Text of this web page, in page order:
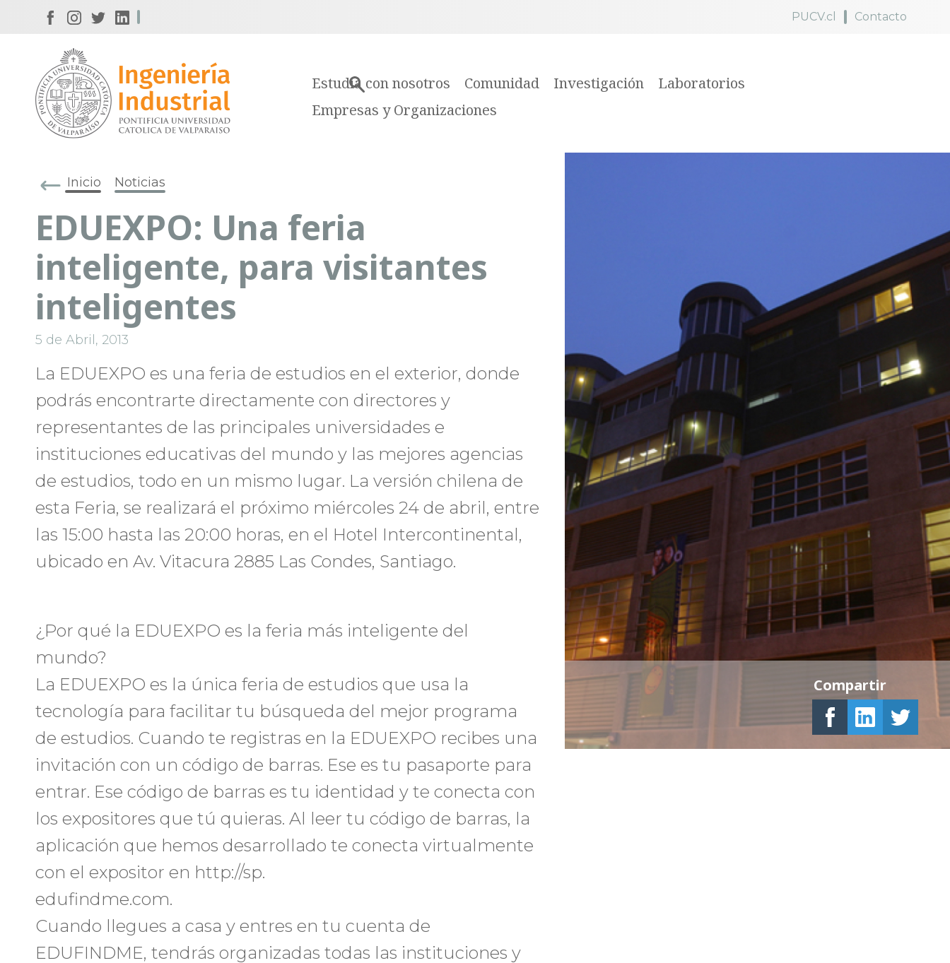
PUCV.cl Contacto
Estudia con nosotros Comunidad Investigación
Laboratorios
Empresas y Organizaciones
Inicio Noticias
EDUEXPO: Una feria
inteligente, para visitantes
inteligentes
5 de Abril, 2013
La EDUEXPO es una feria de estudios en el exterior, donde
podrás encontrarte directamente con directores y
representantes de las principales universidades e
instituciones educativas del mundo y las mejores agencias
de estudios, todo en un mismo lugar. La versión chilena de
esta Feria, se realizará el próximo miércoles 24 de abril, entre
las 15:00 hasta las 20:00 horas, en el Hotel Intercontinental,
ubicado en Av. Vitacura 2885 Las Condes, Santiago.
¿Por qué la EDUEXPO es la feria más inteligente del
mundo?
La EDUEXPO es la única feria de estudios que usa la
tecnología para facilitar tu búsqueda del mejor programa
de estudios. Cuando te registras en la EDUEXPO recibes una
invitación con un código de barras. Ese es tu pasaporte para
entrar. Ese código de barras es tu identidad y te conecta con
los expositores que tú quieras. Al leer tu código de barras, la
aplicación que hemos desarrollado te conecta virtualmente
con el expositor en http://sp.
edufindme.com.
Cuando llegues a casa y entres en tu cuenta de
EDUFINDME, tendrás organizadas todas las instituciones y
Compartir